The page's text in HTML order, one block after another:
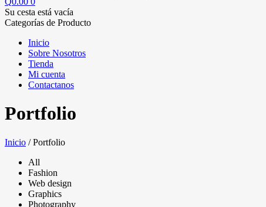
Su cesta está vacía
Categorías de Producto
Inicio
Sobre Nosotros
Tienda
Mi cuenta
Contactanos
Portfolio
Inicio / Portfolio
All
Fashion
Web design
Graphics
Photography